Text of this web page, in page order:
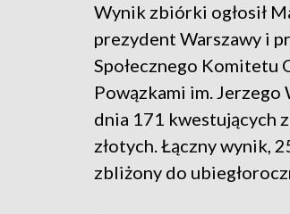
Wynik zbiórki ogłosił
prezydent Warszawy i
Społecznego Komitetu
Powązkami im.
dnia 171 kwestujących
złotych. Łączny wynik,
zbliżony do